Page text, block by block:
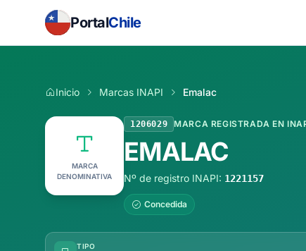
PortalChile
Inicio Marcas INAPI Emalac
MARCA
DENOMINATIVA
1206029 MARCA REGISTRADA EN
EMALAC
Nº de registro INAPI: 1221157
Concedida
TIPO